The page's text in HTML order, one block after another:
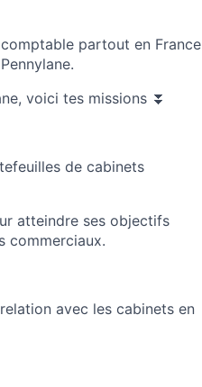
partout en France
voici tes missions ⏬
de cabinets
atteindre ses objectifs
commerciaux.
avec les cabinets en